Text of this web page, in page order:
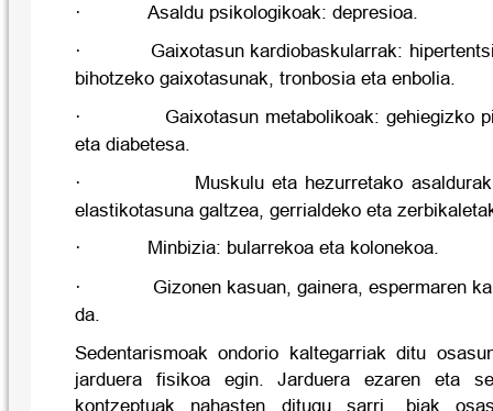
·
Asaldu psikologikoak: depresioa.
·
Gaixotasun kardiobaskularrak:
bihotzeko gaixotasunak, tronbosia eta enbolia.
·
Gaixotasun metabolikoak: gehiegizko
eta diabetesa.
·
Muskulu eta hezurretako
elastikotasuna galtzea, gerrialdeko eta
·
Minbizia: bularrekoa eta kolonekoa.
·
Gizonen kasuan, gainera, espermaren
da.
Sedentarismoak ondorio kaltegarriak ditu
jarduera fisikoa egin. Jarduera ezaren eta
kontzeptuak nahasten ditugu sarri, biak